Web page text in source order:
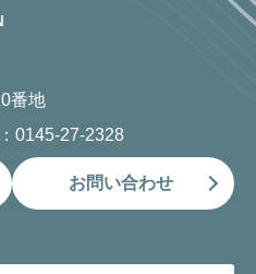
番地
0145-27-2328
お問い合わせ